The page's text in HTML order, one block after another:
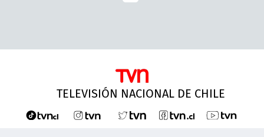
TELEVISIÓN NACIONAL DE CHILE